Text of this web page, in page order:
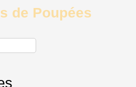
de Poupées